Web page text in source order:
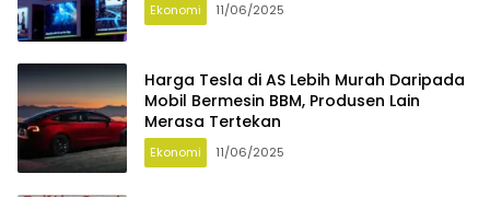
Ekonomi 11/06/2025
Harga Tesla di AS Lebih Murah Daripada
Mobil Bermesin BBM, Produsen Lain
Merasa Tertekan
Ekonomi 11/06/2025